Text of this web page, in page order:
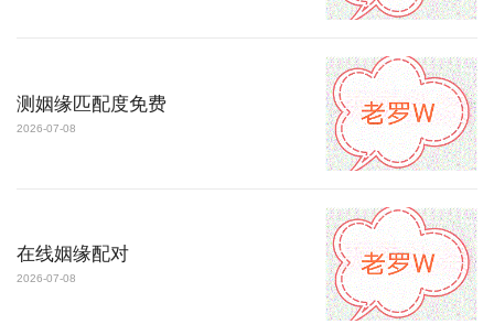
测姻缘匹配度免费
2026-07-08
在线姻缘配对
2026-07-08